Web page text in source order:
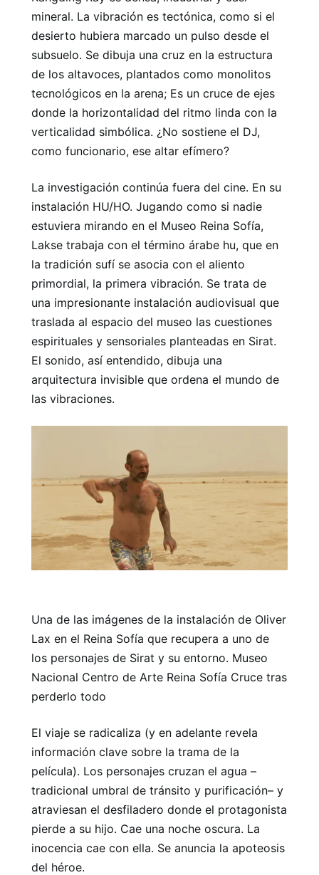
mineral. La vibración es tectónica, como si el
desierto hubiera marcado un pulso desde el
subsuelo. Se dibuja una cruz en la estructura
de los altavoces, plantados como monolitos
tecnológicos en la arena; Es un cruce de ejes
donde la horizontalidad del ritmo linda con la
verticalidad simbólica. ¿No sostiene el DJ,
como funcionario, ese altar efímero?
La investigación continúa fuera del cine. En su
instalación HU/HO. Jugando como si nadie
estuviera mirando en el Museo Reina Sofía,
Lakse trabaja con el término árabe hu, que en
la tradición sufí se asocia con el aliento
primordial, la primera vibración. Se trata de
una impresionante instalación audiovisual que
traslada al espacio del museo las cuestiones
espirituales y sensoriales planteadas en Sirat.
El sonido, así entendido, dibuja una
arquitectura invisible que ordena el mundo de
las vibraciones.
Una de las imágenes de la instalación de Oliver
Lax en el Reina Sofía que recupera a uno de
los personajes de Sirat y su entorno. Museo
Nacional Centro de Arte Reina Sofía Cruce tras
perderlo todo
El viaje se radicaliza (y en adelante revela
información clave sobre la trama de la
película). Los personajes cruzan el agua –
tradicional umbral de tránsito y purificación– y
atraviesan el desfiladero donde el protagonista
pierde a su hijo. Cae una noche oscura. La
inocencia cae con ella. Se anuncia la apoteosis
del héroe.